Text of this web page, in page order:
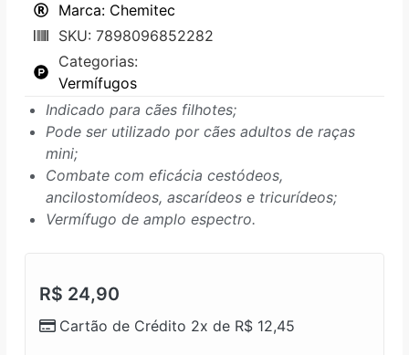
Marca: Chemitec
SKU: 7898096852282
Categorias:
Vermífugos
Indicado para cães filhotes;
Pode ser utilizado por cães adultos de raças
mini;
Combate com eficácia cestódeos,
ancilostomídeos, ascarídeos e tricurídeos;
Vermífugo de amplo espectro.
R$ 24,90
Cartão de Crédito 2x de R$ 12,45